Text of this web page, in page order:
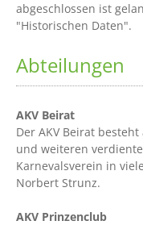
abgeschlossen ist
"Historischen Daten".
Abteilungen
AKV Beirat
Der AKV Beirat
und weiteren
Karnevalsverein in
Norbert Strunz.
AKV Prinzenclub